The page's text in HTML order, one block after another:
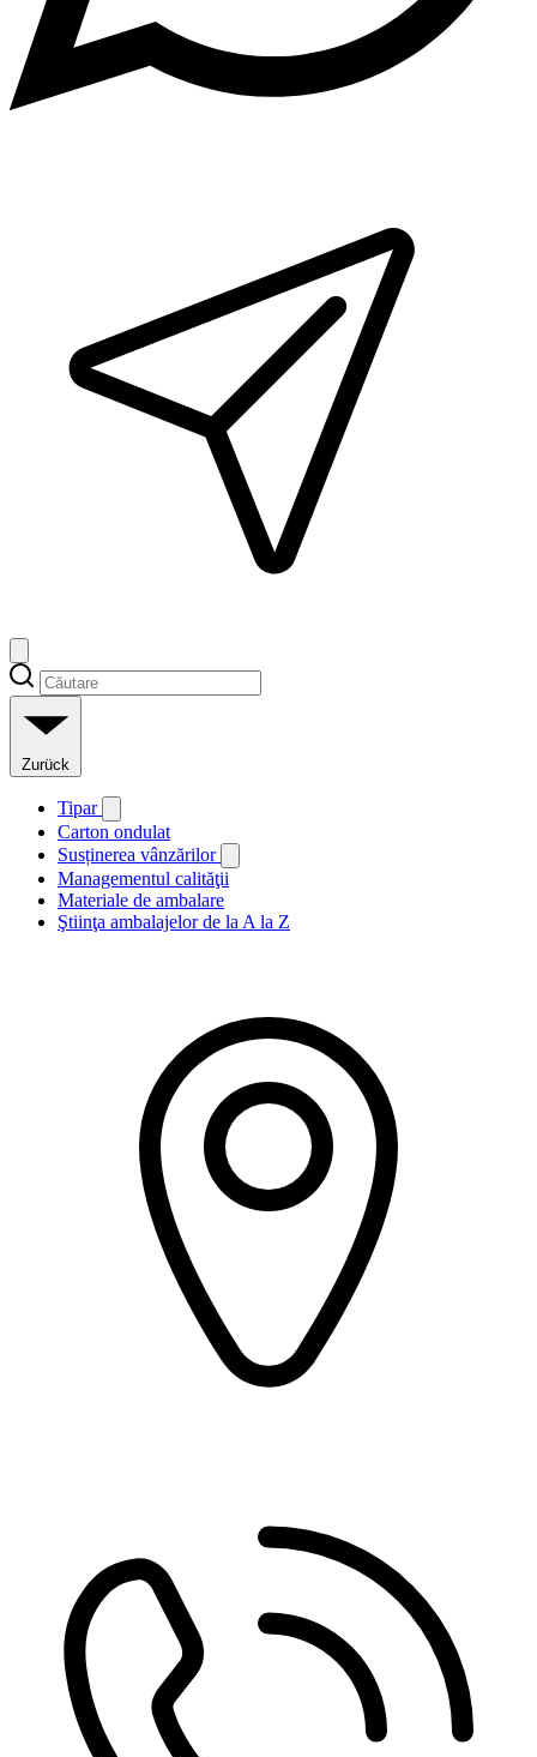
Zurück
Tipar
Carton ondulat
Susținerea vânzărilor
Managementul calităţii
Materiale de ambalare
Ştiinţa ambalajelor de la A la Z